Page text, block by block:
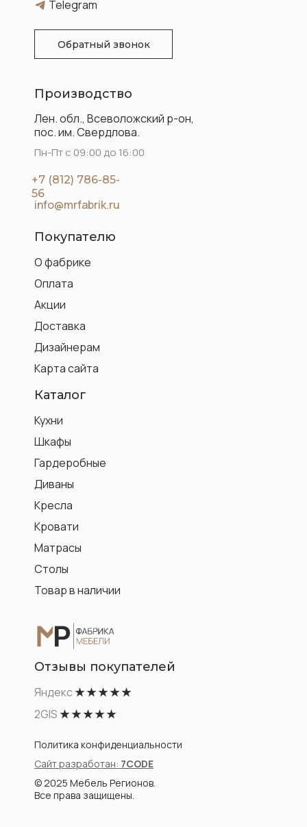
Политика конфиденциальности
© 2025 Мебель Регионов.
Все права защищены.
Акции
Оплата
Доставка
О фабрике
Производство
Покупателю
Каталог
Отзывы покупателей
Сайт разработан: 7CODE
+7 (812) 786-85-
56
Пн-Пт с 09:00 до 16:00
Карта сайта
Дизайнерам
Кресла
Кровати
Диваны
Шкафы
Гардеробные
Кухни
Telegram
Лен. обл., Всеволожский р-он,
пос. им. Свердлова.
info@mrfabrik.ru
Яндекс★ ★ ★ ★ ★
2GIS★ ★ ★ ★ ★
Столы
Матрасы
Товар в наличии
Обратный звонок